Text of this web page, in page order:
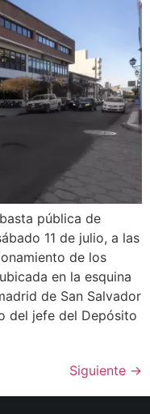
pública de
11 de julio, a las
de los
en la esquina
de San Salvador
del jefe del Depósito
Siguiente →